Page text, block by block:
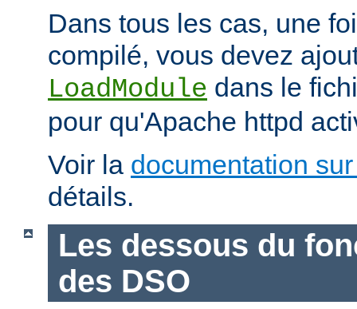
Dans tous les cas, une
compilé, vous devez
LoadModule dans le
pour qu'Apache httpd
Voir la documentation
détails.
Les dessous du
des DSO